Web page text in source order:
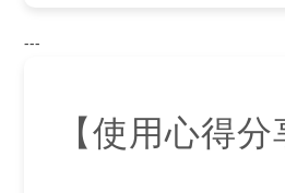
---
【使用心得分